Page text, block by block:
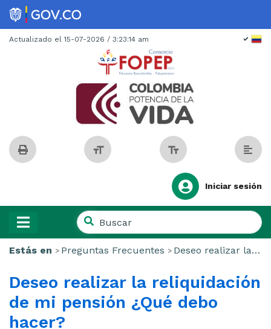
Actualizado el 15-07-2026 / 3:23:14 am
Iniciar sesión
Buscar
en
el
Buscar
en
sitio
Estás en Preguntas Frecuentes Deseo realizar la reliquidación de mi pensión ¿Qué debo hacer?
Deseo realizar la reliquidación
de mi pensión ¿Qué debo
hacer?